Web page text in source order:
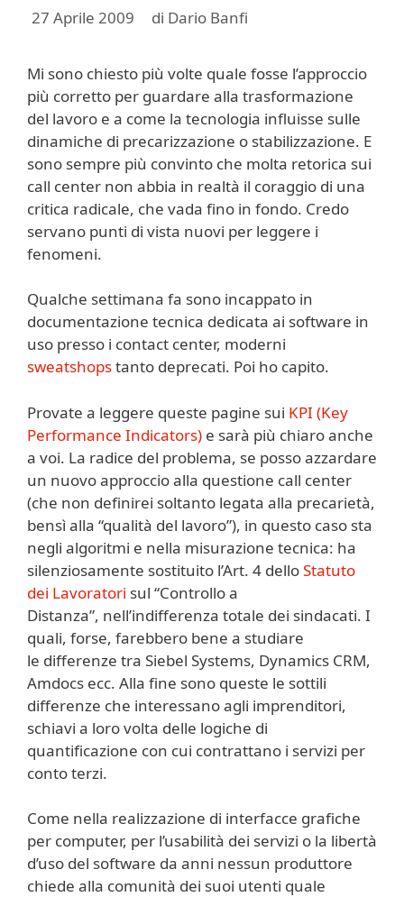
27 Aprile 2009 di Dario Banfi
Mi sono chiesto più volte quale fosse l’approccio
più corretto per guardare alla trasformazione
del lavoro e a come la tecnologia influisse sulle
dinamiche di precarizzazione o stabilizzazione. E
sono sempre più convinto che molta retorica sui
call center non abbia in realtà il coraggio di una
critica radicale, che vada fino in fondo. Credo
servano punti di vista nuovi per leggere i
fenomeni.
Qualche settimana fa sono incappato in
documentazione tecnica dedicata ai software in
uso presso i contact center, moderni
sweatshopstanto deprecati. Poi ho capito.
Provate a leggere queste pagine sui KPI (Key
Performance Indicators) e sarà più chiaro anche
a voi. La radice del problema, se posso azzardare
un nuovo approccio alla questione call center
(che non definirei soltanto legata alla precarietà,
bensì alla “qualità del lavoro”), in questo caso sta
negli algoritmi e nella misurazione tecnica: ha
silenziosamente sostituito l’Art. 4 delloStatuto
dei Lavoratori sul “Controllo a
Distanza”, nell’indifferenza totale dei sindacati. I
quali, forse, farebbero bene a studiare
le differenze tra Siebel Systems, Dynamics CRM,
Amdocs ecc. Alla fine sono queste le sottili
differenze che interessano agli imprenditori,
schiavi a loro volta delle logiche di
quantificazione con cui contrattano i servizi per
conto terzi.
Come nella realizzazione di interfacce grafiche
per computer, per l’usabilità dei servizi o la libertà
d’uso del software da anni nessun produttore
chiede alla comunità dei suoi utenti quale